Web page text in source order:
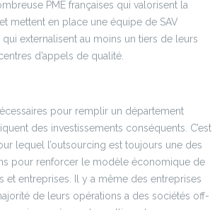
PME françaises qui valorisent la
mettent en place une équipe de SAV
qui externalisent au moins un tiers de leurs
d’appels de qualité.
pour remplir un département
des investissements conséquents. C’est
lequel l’outsourcing est toujours une des
pour renforcer le modèle économique de
et entreprises. Il y a même des entreprises
de leurs opérations a des sociétés off-